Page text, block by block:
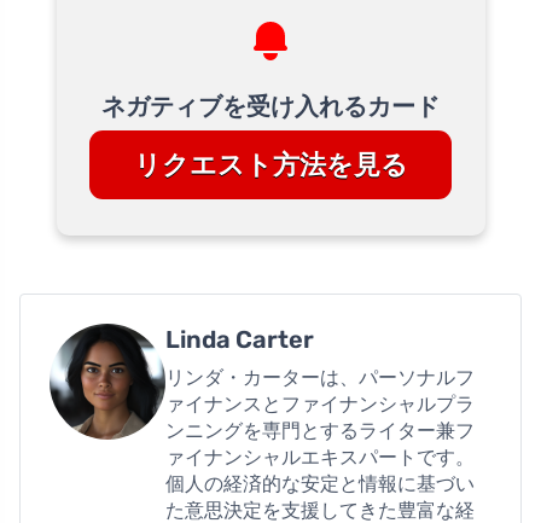
ネガティブを受け入れるカード
リクエスト方法を見る
Linda Carter
リンダ・カーターは、パーソナルフ
ァイナンスとファイナンシャルプラ
ンニングを専門とするライター兼フ
ァイナンシャルエキスパートです。
個人の経済的な安定と情報に基づい
た意思決定を支援してきた豊富な経